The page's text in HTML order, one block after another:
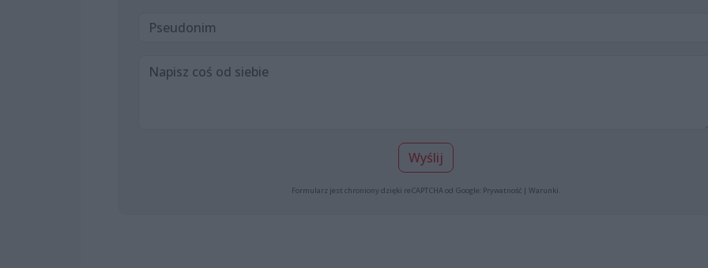
Wyślij
Formularz jest chroniony dzięki reCAPTCHA od Google: Prywatność| Warunki